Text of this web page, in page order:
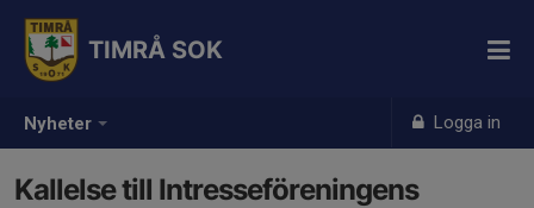
Nyheter Logga in
TIMRÅ SOK
Kallelse till Intresseföreningens